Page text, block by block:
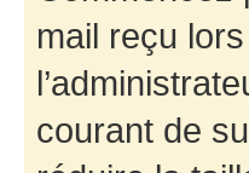
mail reçu
courant de